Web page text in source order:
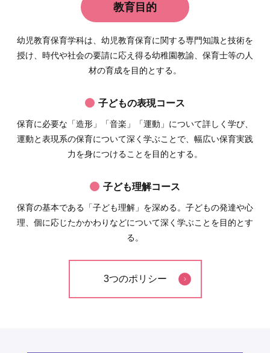
教育目的
幼児教育保育学科は、幼児教育保育に関する専門知識と技術を
授け、時代や社会の要請に応え得る幼稚園教諭、保育士等の人
材の育成を目的とする。
子どもの表現コース
保育に必要な「造形」「音楽」「運動」について詳しく学び、
運動と表現系の保育について深く学ぶことで、幅広い保育実践
力を身につけることを目的とする。
子ども理解コース
保育の基本である「子ども理解」を深める。子どもの発達や心
理、個に応じたかかわりなどについて深く学ぶことを目的とす
る。
3つのポリシー